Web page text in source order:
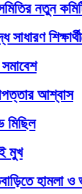
নতুন কমিটি
শিক্ষার্থীদের
আশ্বাস
হামলা ও ভাঙচুর